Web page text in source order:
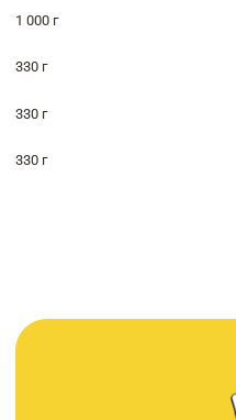
1 000 г
330 г
330 г
330 г